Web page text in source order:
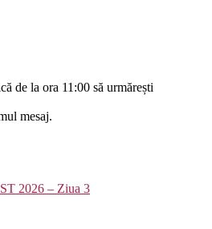
de la ora 11:00 să urmărești
mesaj.
2026 – Ziua 3